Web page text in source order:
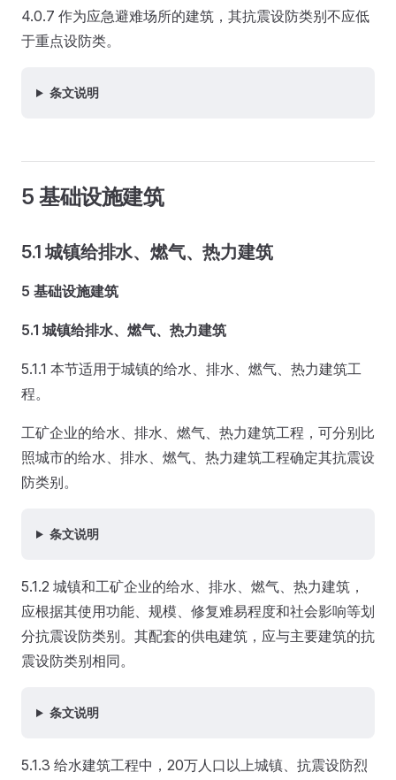
4.0.7 作为应急避难场所的建筑，其抗震设防类别不应低
于重点设防类。
条文说明
5 基础设施建筑
5.1 城镇给排水、燃气、热力建筑
5 基础设施建筑
5.1 城镇给排水、燃气、热力建筑
5.1.1 本节适用于城镇的给水、排水、燃气、热力建筑工
程。
工矿企业的给水、排水、燃气、热力建筑工程，可分别比
照城市的给水、排水、燃气、热力建筑工程确定其抗震设
防类别。
条文说明
5.1.2 城镇和工矿企业的给水、排水、燃气、热力建筑，
应根据其使用功能、规模、修复难易程度和社会影响等划
分抗震设防类别。其配套的供电建筑，应与主要建筑的抗
震设防类别相同。
条文说明
5.1.3 给水建筑工程中，20万人口以上城镇、抗震设防烈